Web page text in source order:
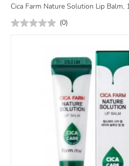
Cica Farm Nature Solution Lip Balm,
(0)